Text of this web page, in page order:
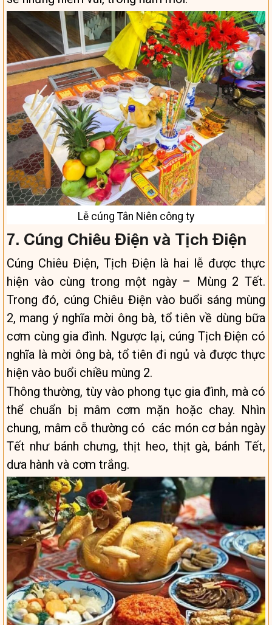
Lễ cúng Tân Niên công ty
7. Cúng Chiêu Điện và Tịch Điện
Cúng Chiêu Điện, Tịch Điện là hai lễ được thực
hiện vào cùng trong một ngày – Mùng 2 Tết.
Trong đó, cúng Chiêu Điện vào buổi sáng mùng
2, mang ý nghĩa mời ông bà, tổ tiên về dùng bữa
cơm cùng gia đình. Ngược lại, cúng Tịch Điện có
nghĩa là mời ông bà, tổ tiên đi ngủ và được thực
hiện vào buổi chiều mùng 2.
Thông thường, tùy vào phong tục gia đình, mà có
thể chuẩn bị mâm cơm mặn hoặc chay. Nhìn
chung, mâm cỗ thường có các món cơ bản ngày
Tết như bánh chưng, thịt heo, thịt gà, bánh Tết,
dưa hành và cơm trắng.